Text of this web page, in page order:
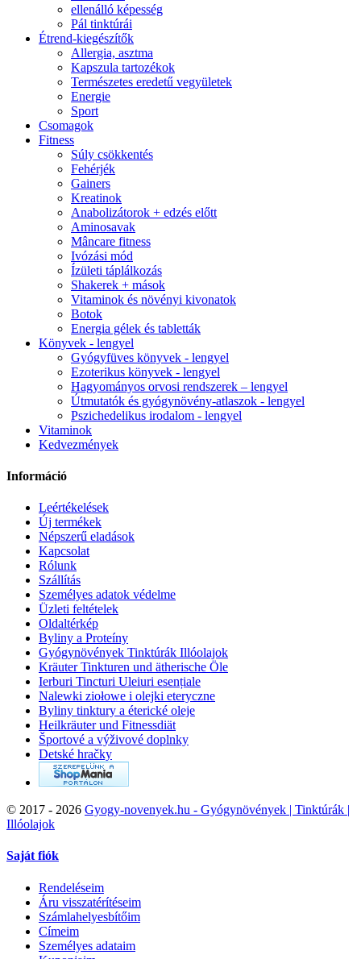
ellenálló képesség
Pál tinktúrái
Étrend-kiegészítők
Allergia, asztma
Kapszula tartozékok
Természetes eredetű vegyületek
Energie
Sport
Csomagok
Fitness
Súly csökkentés
Fehérjék
Gainers
Kreatinok
Anabolizátorok + edzés előtt
Aminosavak
Mâncare fitness
Ivózási mód
Ízületi táplálkozás
Shakerek + mások
Vitaminok és növényi kivonatok
Botok
Energia gélek és tabletták
Könyvek - lengyel
Gyógyfüves könyvek - lengyel
Ezoterikus könyvek - lengyel
Hagyományos orvosi rendszerek – lengyel
Útmutatók és gyógynövény-atlaszok - lengyel
Pszichedelikus irodalom - lengyel
Vitaminok
Kedvezmények
Információ
Leértékelések
Új termékek
Népszerű eladások
Kapcsolat
Rólunk
Szállítás
Személyes adatok védelme
Üzleti feltételek
Oldaltérkép
Byliny a Proteíny
Gyógynövények Tinktúrák Illóolajok
Kräuter Tinkturen und ätherische Öle
Ierburi Tincturi Uleiuri esențiale
Nalewki ziołowe i olejki eteryczne
Byliny tinktury a éterické oleje
Heilkräuter und Fitnessdiät
Športové a výživové doplnky
Detské hračky
© 2017 - 2026 Gyogy-novenyek.hu - Gyógynövények | Tinktúrák |
Illóolajok
Saját fiók
Rendeléseim
Áru visszatérítéseim
Számlahelyesbítőim
Címeim
Személyes adataim